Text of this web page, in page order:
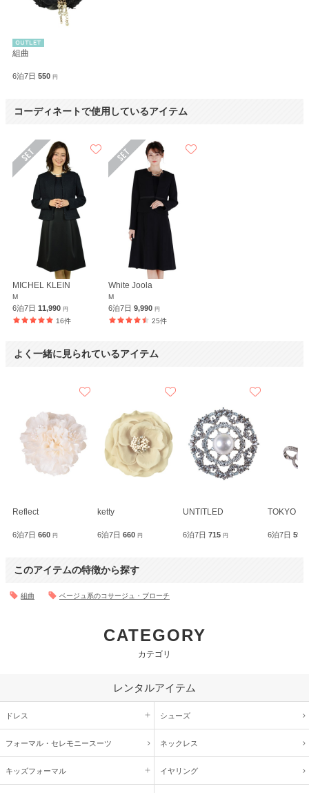
組曲
6泊7日 550 円
コーディネートで使用しているアイテム
MICHEL KLEIN
M
6泊7日 11,990 円
16件
White Joola
M
6泊7日 9,990 円
25件
よく一緒に見られているアイテム
Reflect
6泊7日 660 円
ketty
6泊7日660円
UNTITLED
6泊7日 715 円
TOKYO
6泊7日 590
このアイテムの特徴から探す
組曲 ベージュ系のコサージュ・ブローチ
CATEGORY
カテゴリ
レンタルアイテム
ドレス シューズ
フォーマル・ セレモニースーツ ネックレス
キッズフォーマル イヤリング